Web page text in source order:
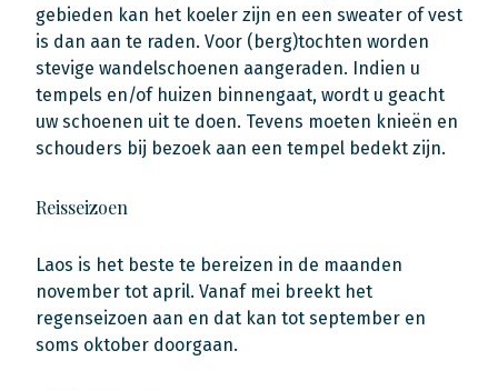
gebieden kan het koeler zijn en een sweater of vest
is dan aan te raden. Voor (berg)tochten worden
stevige wandelschoenen aangeraden. Indien u
tempels en/of huizen binnengaat, wordt u geacht
uw schoenen uit te doen. Tevens moeten knieën en
schouders bij bezoek aan een tempel bedekt zijn.
Reisseizoen
Laos is het beste te bereizen in de maanden
november tot april. Vanaf mei breekt het
regenseizoen aan en dat kan tot september en
soms oktober doorgaan.